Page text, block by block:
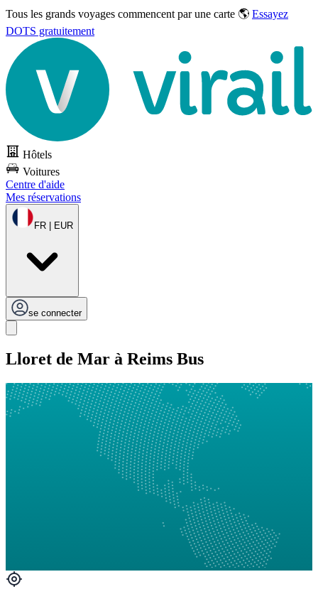
Tous les grands voyages commencent par une carte 🌎 Essayez
DOTS gratuitement
Hôtels
Voitures
Centre d'aide
Mes réservations
FR | EUR
se connecter
Lloret de Mar à Reims Bus